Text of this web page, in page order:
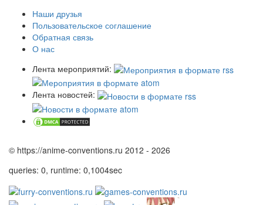
Наши друзья
Пользовательское соглашение
Обратная связь
О нас
Лента мероприятий:
Лента новостей:
© https://anime-conventions.ru 2012 - 2026
queries: 0, runtime: 0,1004sec